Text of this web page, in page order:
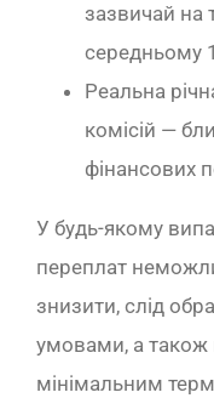
зазвичай на
середньому
Реальна
комісій —
фінансових
У будь-якому
переплат
знизити, слід
умовами, а також
мінімальним